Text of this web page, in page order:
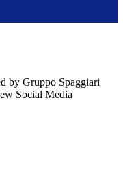
by Gruppo Spaggiari
Social Media